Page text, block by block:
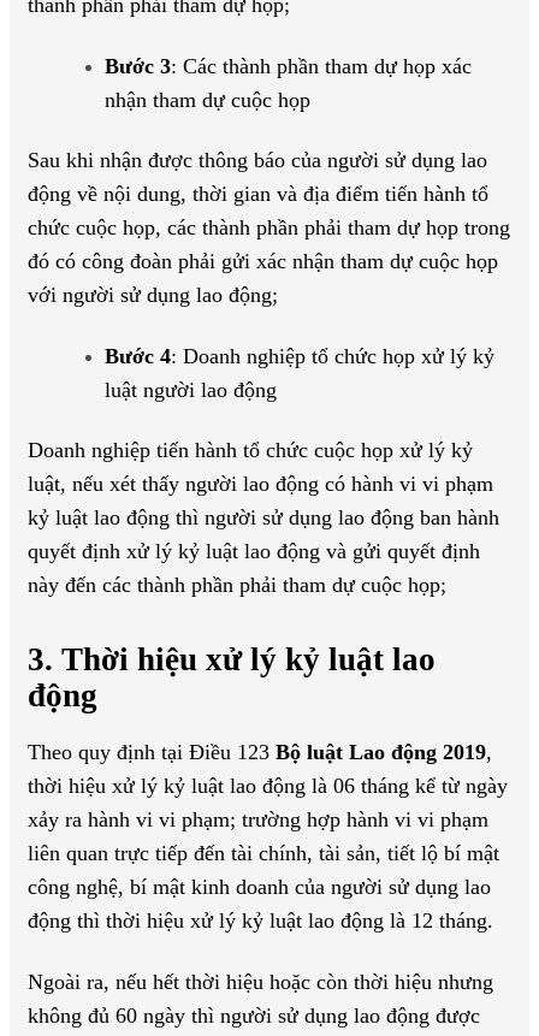
Bước 3: Các thành phần tham dự họp xác
nhận tham dự cuộc họp
Sau khi nhận được thông báo của người sử dụng lao
động về nội dung, thời gian và địa điểm tiến hành tổ
chức cuộc họp, các thành phần phải tham dự họp trong
đó có công đoàn phải gửi xác nhận tham dự cuộc họp
với người sử dụng lao động;
Bước 4: Doanh nghiệp tổ chức họp xử lý kỷ
luật người lao động
Doanh nghiệp tiến hành tổ chức cuộc họp xử lý kỷ
luật, nếu xét thấy người lao động có hành vi vi phạm
kỷ luật lao động thì người sử dụng lao động ban hành
quyết định xử lý kỷ luật lao động và gửi quyết định
này đến các thành phần phải tham dự cuộc họp;
3. Thời hiệu xử lý kỷ luật lao
động
Theo quy định tại Điều 123 Bộ luật Lao động 2019,
thời hiệu xử lý kỷ luật lao động là 06 tháng kể từ ngày
xảy ra hành vi vi phạm; trường hợp hành vi vi phạm
liên quan trực tiếp đến tài chính, tài sản, tiết lộ bí mật
công nghệ, bí mật kinh doanh của người sử dụng lao
động thì thời hiệu xử lý kỷ luật lao động là 12 tháng.
Ngoài ra, nếu hết thời hiệu hoặc còn thời hiệu nhưng
không đủ 60 ngày thì người sử dụng lao động được